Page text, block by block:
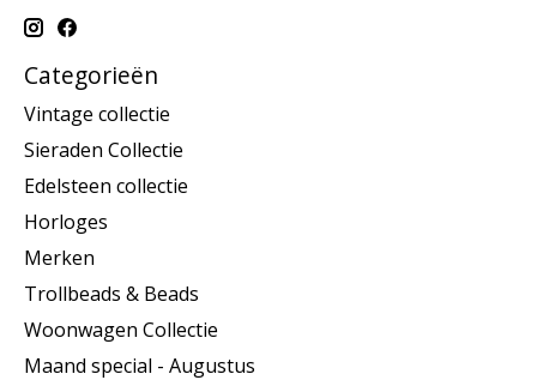
Categorieën
Vintage collectie
Sieraden Collectie
Edelsteen collectie
Horloges
Merken
Trollbeads & Beads
Woonwagen Collectie
Maand special - Augustus